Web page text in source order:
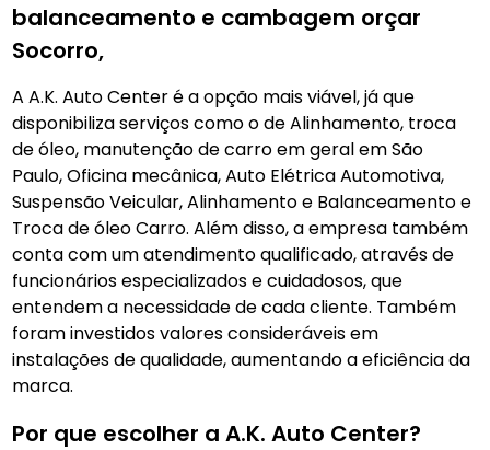
balanceamento e cambagem orçar
Socorro,
A A.K. Auto Center é a opção mais viável, já que
disponibiliza serviços como o de Alinhamento, troca
de óleo, manutenção de carro em geral em São
Paulo, Oficina mecânica, Auto Elétrica Automotiva,
Suspensão Veicular, Alinhamento e Balanceamento e
Troca de óleo Carro. Além disso, a empresa também
conta com um atendimento qualificado, através de
funcionários especializados e cuidadosos, que
entendem a necessidade de cada cliente. Também
foram investidos valores consideráveis em
instalações de qualidade, aumentando a eficiência da
marca.
Por que escolher a A.K. Auto Center?